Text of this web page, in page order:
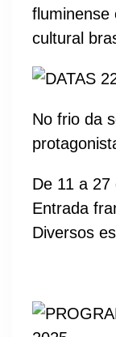
fluminense
cultural
No frio da
De 11 a 27
Entrada
Diversos